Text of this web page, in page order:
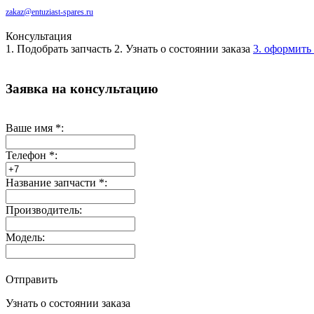
zakaz@entuziast-spares.ru
Консультация
1. Подобрать запчасть 2. Узнать о состоянии заказа 3. оформить
Заявка на консультацию
Ваше имя *:
Телефон *:
Название запчасти *:
Производитель:
Модель:
Отправить
Узнать о состоянии заказа